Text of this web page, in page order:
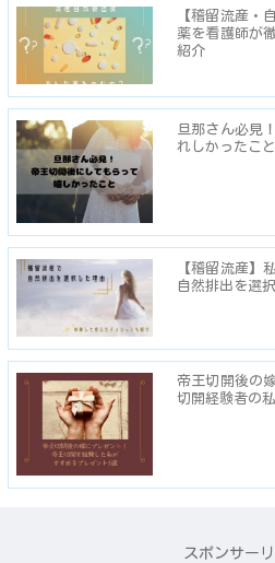
【稽留流産・
薬を看護師が
紹介
旦那さん必見
れしかったこと
【稽留流産】
自然排出を選
帝王切開後の
切開経験者の
スポンサー